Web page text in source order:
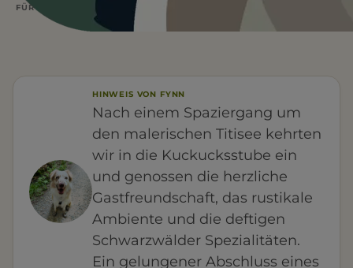
FÜR EUCH RELEVANT Parken
HINWEIS VON FYNN
Nach einem Spaziergang um
den malerischen Titisee kehrten
wir in die Kuckucksstube ein
und genossen die herzliche
Gastfreundschaft, das rustikale
Ambiente und die deftigen
Schwarzwälder Spezialitäten.
Ein gelungener Abschluss eines